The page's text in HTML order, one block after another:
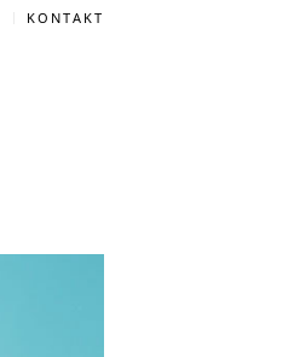
KONTAKT